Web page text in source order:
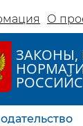
О
ЗАКОНЫ,